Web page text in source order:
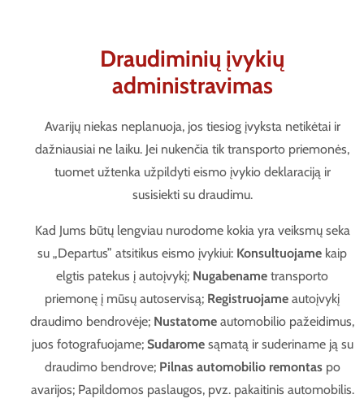
Draudiminių įvykių
administravimas
Avarijų niekas neplanuoja, jos tiesiog įvyksta netikėtai ir
dažniausiai ne laiku. Jei nukenčia tik transporto priemonės,
tuomet užtenka užpildyti eismo įvykio deklaraciją ir
susisiekti su draudimu.
Kad Jums būtų lengviau nurodome kokia yra veiksmų seka
su „Departus” atsitikus eismo įvykiui: Konsultuojame kaip
elgtis patekus į autoįvykį; Nugabename transporto
priemonę į mūsų autoservisą; Registruojame autoįvykį
draudimo bendrovėje; Nustatome automobilio pažeidimus,
juos fotografuojame; Sudaromesąmatą ir suderiname ją su
draudimo bendrove; Pilnas automobilio remontaspo
avarijos; Papildomos paslaugos, pvz. pakaitinis automobilis.